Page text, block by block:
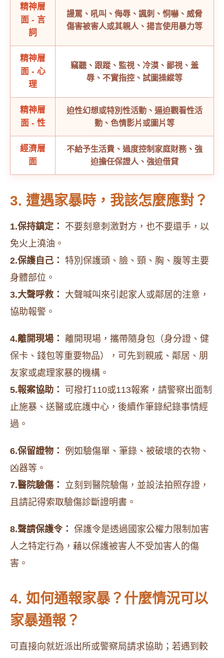
精神層
面 - 言
詞
謾罵、吼叫、侮辱、諷刺、恫嚇、威脅
傷害被害人或其親人、揚言使用暴力等
精神層
面 - 心
理
竊聽、跟蹤、監視、冷漠、鄙視、羞
辱、不實指控、試圖操縱等
精神層
面 - 性
迫性幻想或特別性活動、逼迫觀看性活
動、色情影片或圖片等
經濟層
面
不給予生活費、過度控制家庭財務、強
迫擔任保證人、強迫借貸
3. 遭遇家暴時，我該怎麼應對？
1.保持鎮定：
不要刻意刺激對方，也不要還手，以
免火上澆油。
2.保護自己： 特別保護頭、臉、頸、胸、腹等主要
身體部位。
3.大聲呼救：
大聲喊叫來引起家人或鄰居的注意，
協助報警。
4.離開現場：
離開現場，攜帶隨身包（身分證、健
保卡、錢包等重要物品），可先到親戚、鄰居、朋
友家或處理家暴的機構。
5.報案協助：
可撥打110或113報案，請警察出面制
止施暴、送醫或庇護中心，後續作筆錄紀錄事情經
過。
6.保留證物： 例如驗傷單、筆錄、被破壞的衣物、
凶器等。
7.醫院驗傷：
立刻到醫院驗傷，並設法拍照存證，
且請記得索取驗傷診斷證明書。
8.聲請保護令： 保護令是透過國家公權力限制加害
人之特定行為，藉以保護被害人不受加害人的傷
害。
4. 如何通報家暴？什麼情況可以
家暴通報？
可直接向就近派出所或警察局請求協助；若遇到較